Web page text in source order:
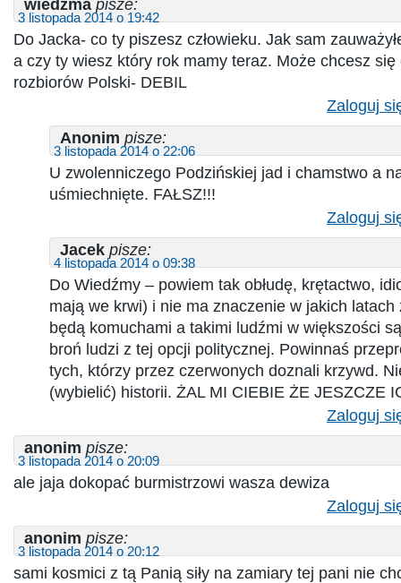
wiedźma pisze:
3 listopada 2014 o 19:42
Do Jacka- co ty piszesz człowieku. Jak sam
a czy ty wiesz który rok mamy teraz. Może chcesz się
rozbiorów Polski- DEBIL
Zaloguj
Anonim pisze:
3 listopada 2014 o 22:06
U zwolenniczego Podzińskiej jad i chamstwo a
uśmiechnięte. FAŁSZ!!!
Zaloguj
Jacek pisze:
4 listopada 2014 o 09:38
Do Wiedźmy – powiem tak obłudę, krętactwo,
mają we krwi) i nie ma znaczenie w jakich latach
będą komuchami a takimi ludźmi w większości
broń ludzi z tej opcji politycznej. Powinnaś
tych, którzy przez czerwonych doznali krzywd.
(wybielić) historii. ŻAL MI CIEBIE ŻE JESZCZE
Zaloguj
anonim pisze:
3 listopada 2014 o 20:09
ale jaja dokopać burmistrzowi wasza dewiza
Zaloguj
anonim pisze:
3 listopada 2014 o 20:12
sami kosmici z tą Panią siły na zamiary tej pani nie